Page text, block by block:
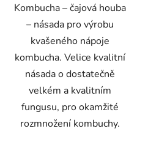
Kombucha – čajová houba
– násada pro výrobu
kvašeného nápoje
kombucha. Velice kvalitní
násada o dostatečně
velkém a kvalitním
fungusu, pro okamžité
rozmnožení kombuchy.